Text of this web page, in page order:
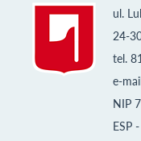
ul.
24-
tel.
e-
NIP
ESP